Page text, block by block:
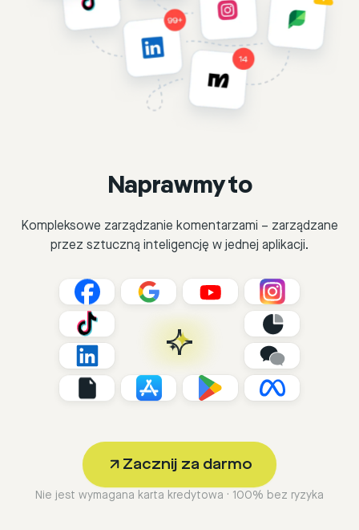
Naprawmy to
Kompleksowe zarządzanie komentarzami – zarządzane
przez sztuczną inteligencję w jednej aplikacji.
Zacznij za darmo
Nie jest wymagana karta kredytowa · 100% bez ryzyka